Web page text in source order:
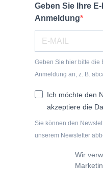
Geben Sie Ihre
Anmeldung
Geben Sie hier bitte die
Anmeldung an, z. B.
Ich möchte den
akzeptiere die
Sie können den
unserem Newsletter
Wir